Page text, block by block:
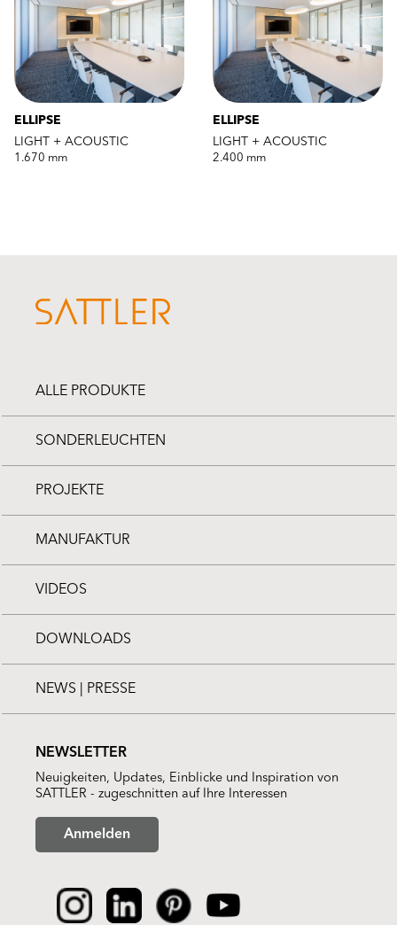
ELLIPSE
LIGHT + ACOUSTIC
1.670 mm
ELLIPSE
LIGHT + ACOUSTIC
2.400 mm
ALLE PRODUKTE
SONDERLEUCHTEN
PROJEKTE
MANUFAKTUR
VIDEOS
DOWNLOADS
NEWS | PRESSE
NEWSLETTER
Neuigkeiten, Updates, Einblicke und Inspiration von
SATTLER - zugeschnitten auf Ihre Interessen
Anmelden